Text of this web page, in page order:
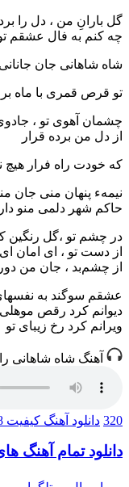
گل بارانِ من ، دل را
چه کنم به فال عشقم
شاه شاهانی جان جانانی
تو قرص قمری با ماه
چشمان آهوی تو ،
از دل من برده قرار
که خودت راه فرار هیچ
نیمهء پنهان منی جان
حاکم شهر دلمی منو
در چشم تو ،گل رنگین
از دست تو ، ای امان
از چشم‌بد ، جان من
عشقم سوگند به
دیوانم کرد رقص موهلی
ویرانم کرد رخ زیبای تو
آهنگ شاه شاهانی
320 دانلود آهنگ کیفیت 128
دانلود تمام آهنگ